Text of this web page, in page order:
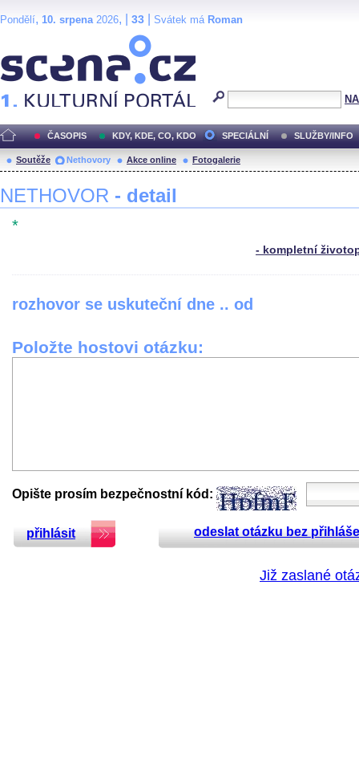
Pondělí, 10. srpena2026, | 33 Svátek má Roman
ČASOPIS KDY, KDE, CO, KDO SPECIÁLNÍ SLUŽBY/INFO
Soutěže Nethovory Akce online Fotogalerie
NETHOVOR - detail
*
- kompletní
rozhovor se uskuteční dne .. od
Položte hostovi otázku:
Opište prosím bezpečnostní kód:
přihlásit odeslat otázku bez
Již zaslané